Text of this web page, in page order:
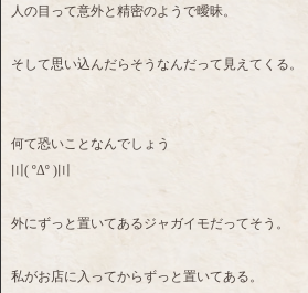
人の目って意外と精密のようで曖昧。
そして思い込んだらそうなんだって見えてくる。
何て恐いことなんでしょう
〣( ºΔº )〣
外にずっと置いてあるジャガイモだってそう。
私がお店に入ってからずっと置いてある。